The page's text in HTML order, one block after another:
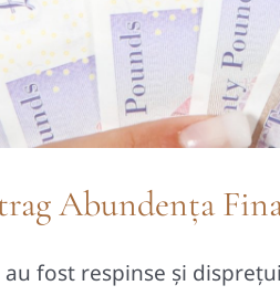
Abundența
fost respinse și